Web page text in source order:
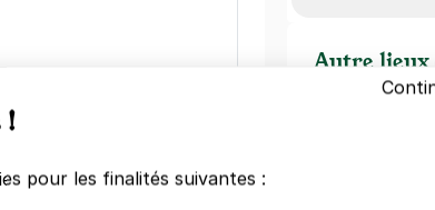
- rue laferrière - Paris 9
Autre
!
pour les finalités suivantes :